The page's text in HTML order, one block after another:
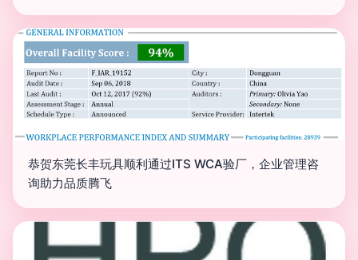
恭贺东莞长丰玩具顺利通过ITS WCA验厂，企业管理咨
询助力品质腾飞